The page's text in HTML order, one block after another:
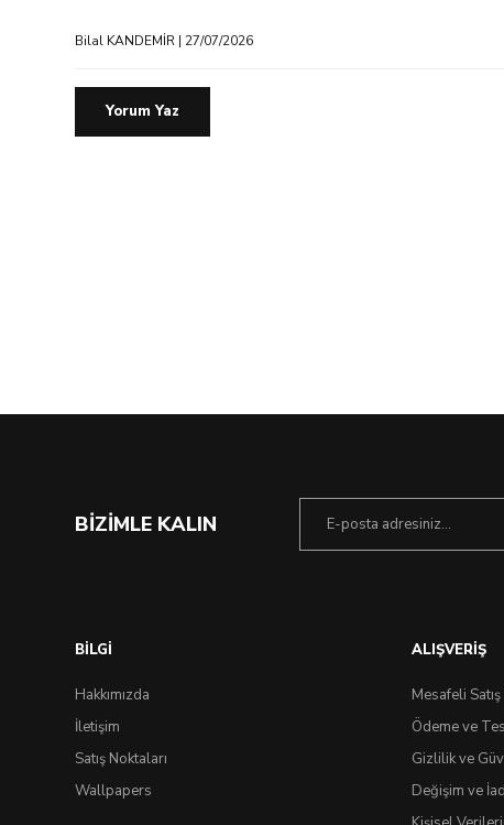
Bilal KANDEMİR | 27/07/2026
Yorum Yaz
BİZİMLE KALIN
BİLGİ
Hakkımızda
İletişim
Satış Noktaları
Wallpapers
ALIŞVERİŞ
Mesafeli
Ödeme ve
Gizlilik ve
Değişim ve